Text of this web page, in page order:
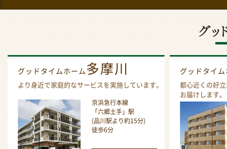
グッドタイムホーム 多摩川
より身近で家庭的なサービスを実施しています。
京浜急行本線
「六郷土手」駅
(品川駅より約15分)
徒歩6分
グッドタイ
都心近くの好
お届けします。